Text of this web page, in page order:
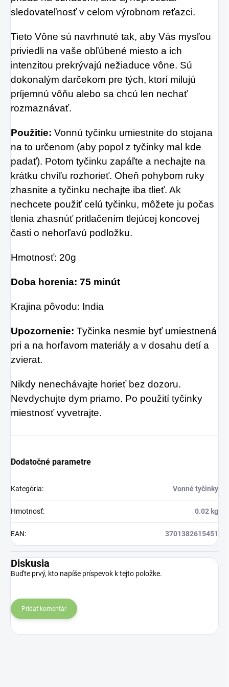
sledovateľnosť v celom výrobnom reťazci.
Tieto Vône sú navrhnuté tak, aby Vás mysľou
priviedli na vaše obľúbené miesto a ich
intenzitou prekrývajú nežiaduce vône. Sú
dokonalým darčekom pre tých, ktorí milujú
príjemnú vôňu alebo sa chcú len nechať
rozmaznávať.
Použitie: Vonnú tyčinku umiestnite do stojana
na to určenom (aby popol z tyčinky mal kde
padať). Potom tyčinku zapáľte a nechajte na
krátku chvíľu rozhorieť. Oheň pohybom ruky
zhasnite a tyčinku nechajte iba tlieť. Ak
nechcete použiť celú tyčinku, môžete ju počas
tlenia zhasnúť pritlačením tlejúcej koncovej
časti o nehorľavú podložku.
Hmotnosť: 20g
Doba horenia: 75 minút
Krajina pôvodu: India
Upozornenie: Tyčinka nesmie byť umiestnená
pri a na horľavom materiály a v dosahu detí a
zvierat.
Nikdy nenechávajte horieť bez dozoru.
Nevdychujte dym priamo. Po použití tyčinky
miestnosť vyvetrajte.
Dodatočné parametre
Kategória: Vonné tyčinky
Hmotnosť: 0.02 kg
EAN: 3701382615451
Diskusia
Buďte prvý, kto napíše príspevok k tejto položke.
Pridať komentár